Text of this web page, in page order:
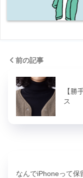
前の記事
【勝
ス
なんでiPhoneって保